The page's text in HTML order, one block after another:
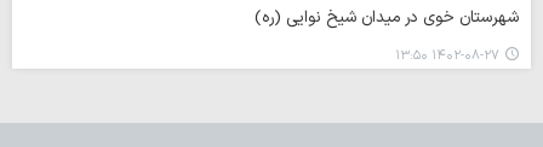
شهرستان خوی در میدان شیخ نوایی (ره)
۱۴۰۲-۰۸-۲۷ ۱۳:۵۰